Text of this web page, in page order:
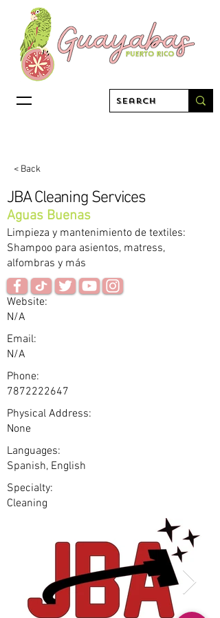
< Back
JBA Cleaning Services
Aguas Buenas
Limpieza y mantenimiento de textiles:
Shampoo para asientos, matress,
alfombras y más
Website:
N/A
Email:
N/A
Phone:
7872222647
Physical Address:
None
Languages:
Spanish, English
Specialty:
Cleaning